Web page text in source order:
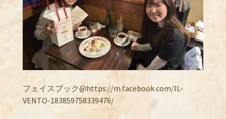
フェイスブック@https://m.facebook.com/IL-
VENTO-183859758339476/